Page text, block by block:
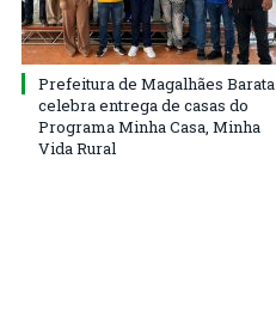
Prefeitura de Magalhães Barata
celebra entrega de casas do
Programa Minha Casa, Minha
Vida Rural